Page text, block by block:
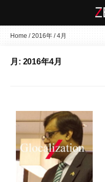
コ
Home /2016年 /4月
月: 2016年4月